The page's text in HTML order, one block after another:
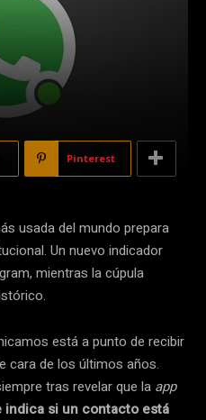
Pinterest
usada del mundo prepara
Un nuevo indicador
mientras la cúpula
está a punto de recibir
cara de los últimos años.
tras revelar que la app
indica si un contacto está